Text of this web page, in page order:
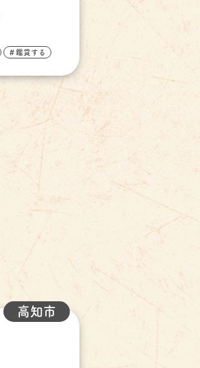
＃鑑賞する
高知市